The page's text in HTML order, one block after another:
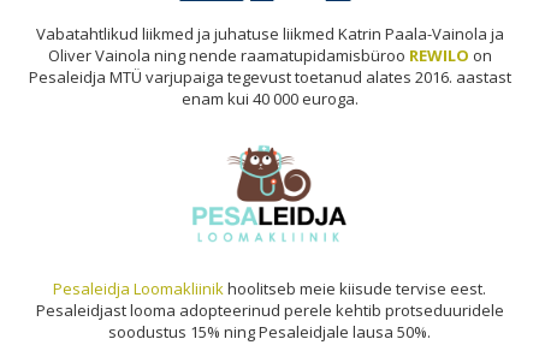
Vabatahtlikud liikmed ja juhatuse liikmed Katrin Paala-Vainola ja
Oliver Vainola ning nende raamatupidamisbüroo REWILO on
Pesaleidja MTÜ varjupaiga tegevust toetanud alates 2016. aastast
enam kui 40 000 euroga.
Pesaleidja Loomakliinikhoolitseb meie kiisude tervise eest.
Pesaleidjast looma adopteerinud perele kehtib protseduuridele
soodustus 15% ning Pesaleidjale lausa 50%.